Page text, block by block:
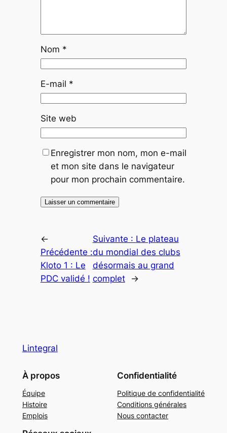
Nom *
E-mail *
Site web
Enregistrer mon nom, mon e-mail
et mon site dans le navigateur
pour mon prochain commentaire.
←
Précédente :
Kloto 1 : Le
PDC validé !
Suivante : Le plateau
du mondial des clubs
désormais au grand
complet
→
Lintegral
À propos
Équipe
Histoire
Emplois
Confidentialité
Politique de confidentialité
Conditions générales
Nous contacter